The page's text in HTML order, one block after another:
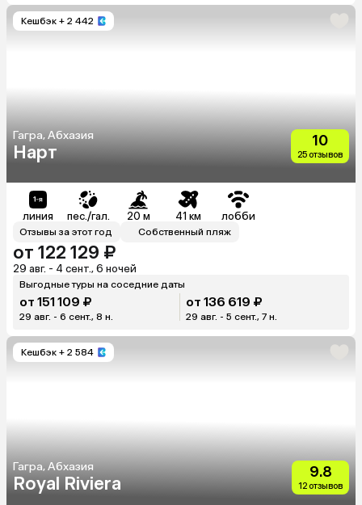
Кешбэк + 2 442
Гагра, Абхазия
Нарт
10
25 отзывов
линия пес./гал. 20 м 41 км лобби
Отзывы за этот год Собственный пляж
от 122 129 ₽
29 авг. - 4 сент., 6 ночей
Выгодные туры на соседние даты
от 151 109 ₽
29 авг. - 6 сент., 8 н.
от 136 619 ₽
29 авг. - 5 сент., 7 н.
Кешбэк + 2 584
Гагра, Абхазия
Royal Riviera
9.8
12 отзывов